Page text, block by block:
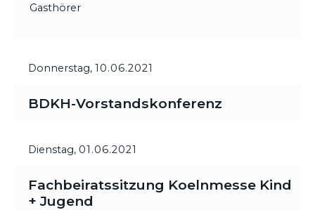
Gasthörer
Donnerstag, 10.06.2021
BDKH-Vorstandskonferenz
Dienstag, 01.06.2021
Fachbeiratssitzung Koelnmesse Kind
+ Jugend